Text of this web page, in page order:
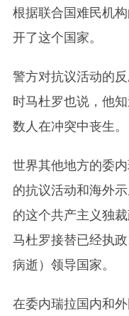
根据联合国难民机
开了这个国家。
警方对抗议活动的
时马杜罗也说，他
数人在冲突中丧生。
世界其他地方的委
的抗议活动和海外
的这个共产主义独
马杜罗接替已经执
病逝） 领导国家。
在委内瑞拉国内和